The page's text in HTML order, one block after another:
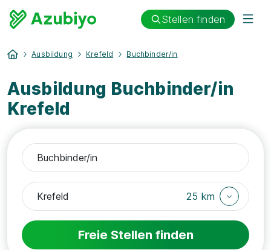
Stellen finden
Ausbildung Krefeld Buchbinder/in
Ausbildung Buchbinder/in
Krefeld
25 km
Freie Stellen finden